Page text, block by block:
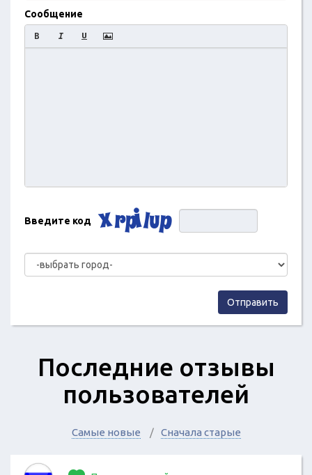
Сообщение
Введите код
Отправить
Последние отзывы
пользователей
Самые новые Сначала старые